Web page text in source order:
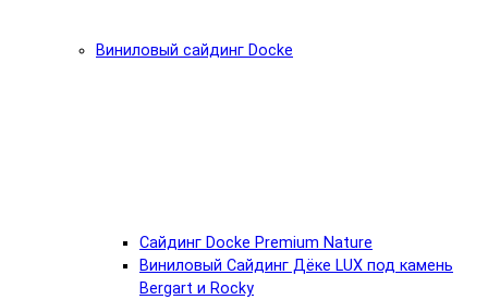
Виниловый сайдинг Docke
Cайдинг Docke Premium Nature
Виниловый Сайдинг Дёке LUX под камень
Bergart и Rocky